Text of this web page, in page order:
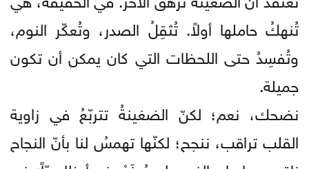
تُنهكُ حاملها أولاً. تُثقِلُ الصدر، وتُعكّر النوم،
وتُفسِدُ حتى اللحظات التي كان يمكن أن تكون
جميلة.
نضحك، نعم؛ لكنّ الضغينةُ تتربّعُ في زاوية
القلب تراقب، ننجح؛ لكنّها تهمسُ لنا بأنّ النجاح